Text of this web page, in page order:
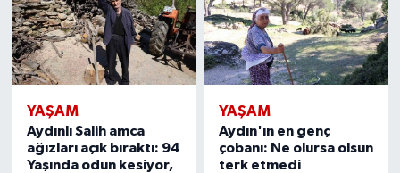
YAŞAM
Aydınlı Salih amca
ağızları açık bıraktı: 94
Yaşında odun kesiyor,
YAŞAM
Aydın'ın en genç
çobanı: Ne olursa olsun
terk etmedi